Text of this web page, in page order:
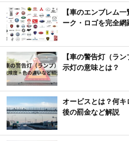
【車のエンブレム
ーク・ロゴを完全網
【車の警告灯（ラ
示灯の意味とは？
オービスとは？何キ
後の罰金など解説